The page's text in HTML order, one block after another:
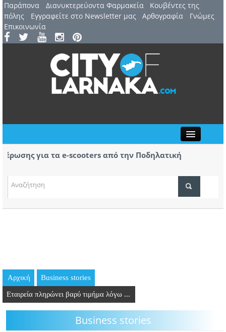
Παράπονα Διανυκτερεύοντα Φαρμακεία
Kουβέντες της
πόλης
Εγγραφείτε στο Newsletter μας Αρθογραφία
Γνώμες
Επικοινωνία
ΤΟΠΙΚΑ ΝΕΑ
ΘΕΣΕΙΣ ΕΡΓΑΣΙΑΣ
PODCAST
για τα e-scooters από την Ποδηλατική
Αρχική Business stories
Εταιρεία πληρώνει βαρύ τιμήμα λόγω ...
Business stories